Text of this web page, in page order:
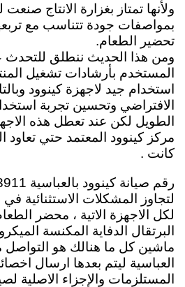
ولأنها تمتاز بغزارة الانتاج
بمواصفات جودة تتناسب مع
تحضير الطعام.
ومن هذا الحديث ننطلق للتحدث
المستخدم بأرشادات تشغيل
استخدام جيد لاجهزة كينوود
الافتراضي وتحسين تجربة
الطويل لكن عند تعطل هذه
مركز كينوود المعتمد حتي تعاود
كانت .
لتجاوز المشكلات الاستثنائية
لكل الاجهزة الاتية ، محضر
البرتقال الدفاية المكنسة
ماشين كل ما هنالك هو التواصل
العباسية ليتم بعدها ارسال
المستلزمات والإجزاء الاصلية